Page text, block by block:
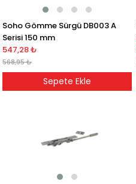
Soho Gömme Sürgü DB003 A
Serisi 150 mm
547,28 ₺
568,95 ₺
Sepete Ekle